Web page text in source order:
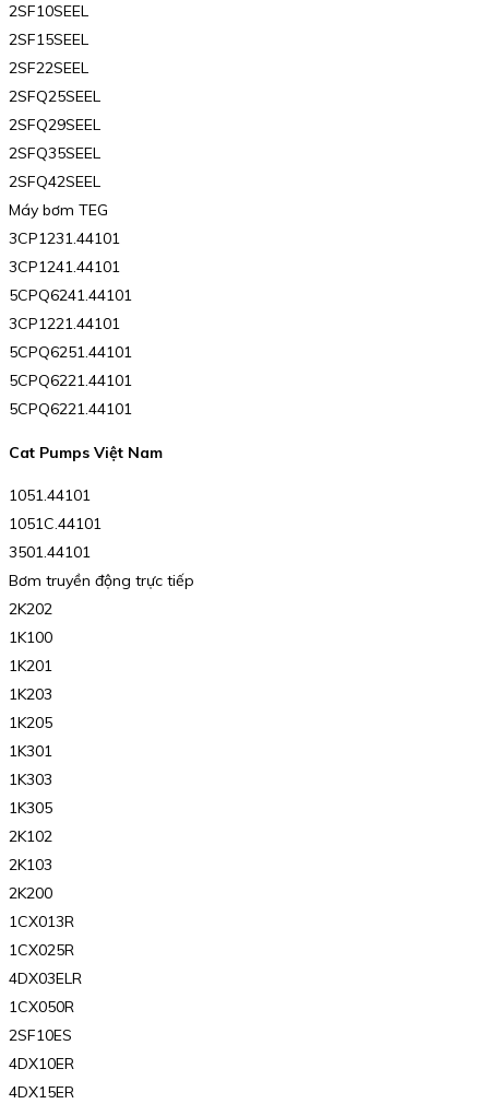
2SF10SEEL
2SF15SEEL
2SF22SEEL
2SFQ25SEEL
2SFQ29SEEL
2SFQ35SEEL
2SFQ42SEEL
Máy bơm TEG
3CP1231.44101
3CP1241.44101
5CPQ6241.44101
3CP1221.44101
5CPQ6251.44101
5CPQ6221.44101
5CPQ6221.44101
Cat Pumps Việt Nam
1051.44101
1051C.44101
3501.44101
Bơm truyền động trực tiếp
2K202
1K100
1K201
1K203
1K205
1K301
1K303
1K305
2K102
2K103
2K200
1CX013R
1CX025R
4DX03ELR
1CX050R
2SF10ES
4DX10ER
4DX15ER